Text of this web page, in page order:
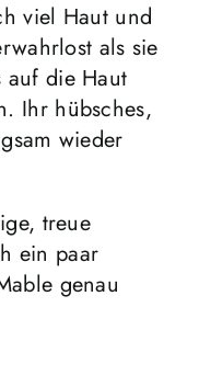
viel Haut und
als sie
auf die Haut
Ihr hübsches,
wieder
treue
ein paar
genau